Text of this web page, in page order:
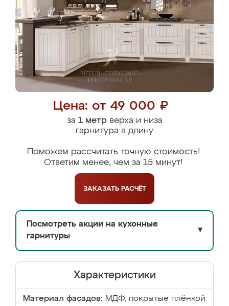
Цена: от 49 000 ₽
за 1 метрверха и низа
гарнитура в длину
Поможем рассчитать точную стоимость!
Ответим менее, чем за 15 минут!
ЗАКАЗАТЬ РАСЧЁТ
Посмотреть акции на кухонные
гарнитуры
▼
Характеристики
Материал фасадов: МДФ, покрытые плёнкой